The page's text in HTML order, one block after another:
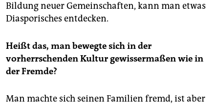
Bildung neuer Gemeinschaften, kann man etwas
Diasporisches entdecken.
Heißt das, man bewegte sich in der
vorherrschenden Kultur gewissermaßen wie in
der Fremde?
Man machte sich seinen Familien fremd, ist aber